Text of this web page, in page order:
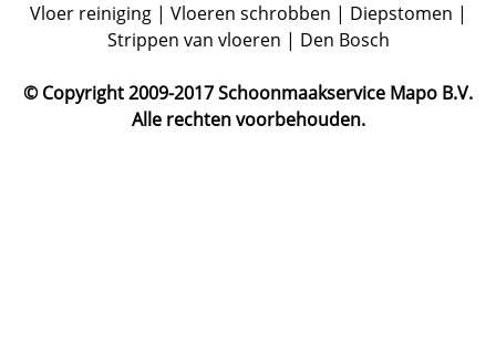
Vloer reiniging | Vloeren schrobben | Diepstomen |
Strippen van vloeren | Den Bosch
© Copyright 2009-2017 Schoonmaakservice Mapo B.V.
Alle rechten voorbehouden.